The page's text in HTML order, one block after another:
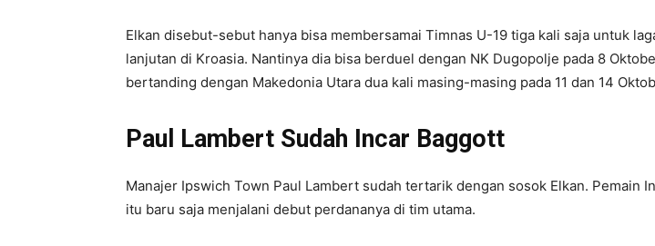
Elkan disebut-sebut hanya bisa membersamai Timnas U-19 tiga kali saja untuk
lanjutan di Kroasia. Nantinya dia bisa berduel dengan NK Dugopolje pada 8
bertanding dengan Makedonia Utara dua kali masing-masing pada 11 dan 14
Paul Lambert Sudah Incar Baggott
Manajer Ipswich Town Paul Lambert sudah tertarik dengan sosok Elkan. Pemain
itu baru saja menjalani debut perdananya di tim utama.